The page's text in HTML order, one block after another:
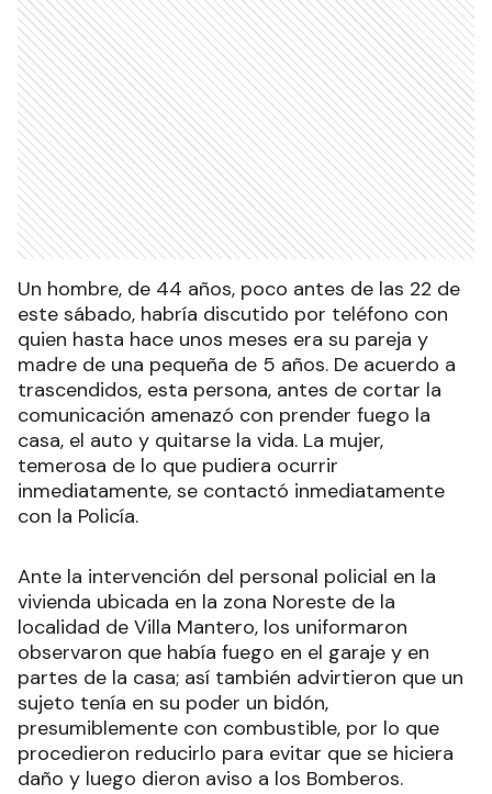
Un hombre, de 44 años, poco antes de las 22 de
este sábado, habría discutido por teléfono con
quien hasta hace unos meses era su pareja y
madre de una pequeña de 5 años. De acuerdo a
trascendidos, esta persona, antes de cortar la
comunicación amenazó con prender fuego la
casa, el auto y quitarse la vida. La mujer,
temerosa de lo que pudiera ocurrir
inmediatamente, se contactó inmediatamente
con la Policía.
Ante la intervención del personal policial en la
vivienda ubicada en la zona Noreste de la
localidad de Villa Mantero, los uniformaron
observaron que había fuego en el garaje y en
partes de la casa; así también advirtieron que un
sujeto tenía en su poder un bidón,
presumiblemente con combustible, por lo que
procedieron reducirlo para evitar que se hiciera
daño y luego dieron aviso a los Bomberos.